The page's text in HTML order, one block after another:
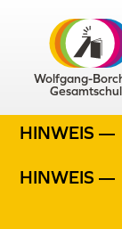
Wolfgang-
HINWEIS —
HINWEIS —